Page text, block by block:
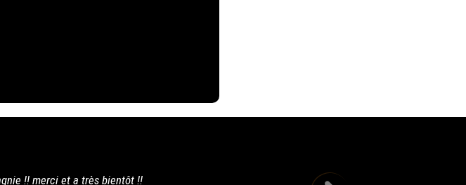
Un grand moment à Sombrun ce samedi 2 mars